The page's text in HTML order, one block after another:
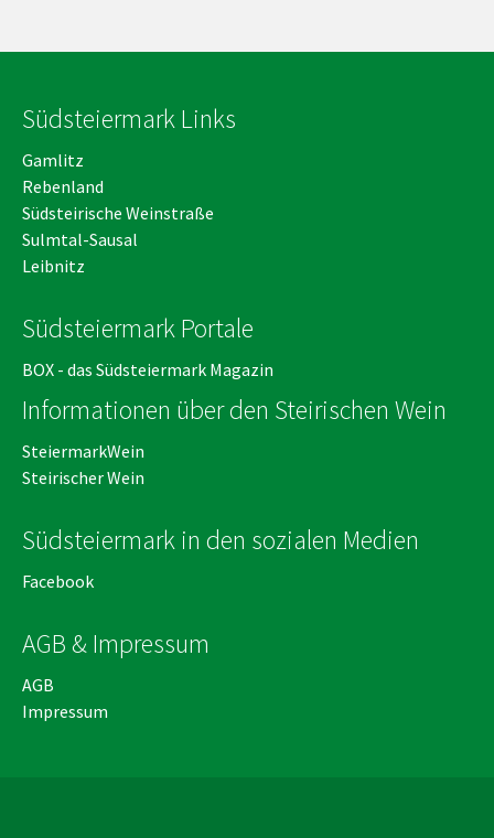
Südsteiermark Links
Gamlitz
Rebenland
Südsteirische Weinstraße
Sulmtal-Sausal
Leibnitz
Südsteiermark Portale
BOX - das Südsteiermark Magazin
Informationen über den Steirischen Wein
SteiermarkWein
Steirischer Wein
Südsteiermark in den sozialen Medien
Facebook
AGB & Impressum
AGB
Impressum